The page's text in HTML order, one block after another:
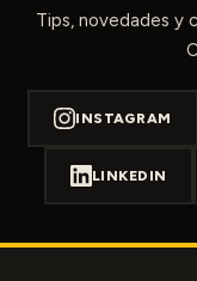
Tips, novedades y
INSTAGRAM
LINKEDIN